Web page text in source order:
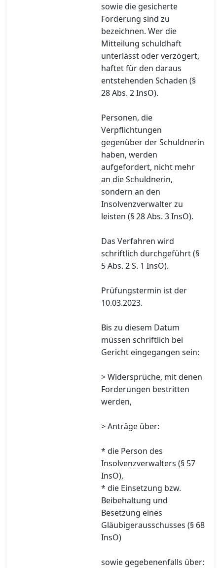
sowie die gesicherte
Forderung sind zu
bezeichnen. Wer die
Mitteilung schuldhaft
unterlässt oder verzögert,
haftet für den daraus
entstehenden Schaden (§
28 Abs. 2 InsO).
Personen, die
Verpflichtungen
gegenüber der Schuldnerin
haben, werden
aufgefordert, nicht mehr
an die Schuldnerin,
sondern an den
Insolvenzverwalter zu
leisten (§ 28 Abs. 3 InsO).
Das Verfahren wird
schriftlich durchgeführt (§
5 Abs. 2 S. 1 InsO).
Prüfungstermin ist der
10.03.2023.
Bis zu diesem Datum
müssen schriftlich bei
Gericht eingegangen sein:
> Widersprüche, mit denen
Forderungen bestritten
werden,
> Anträge über:
* die Person des
Insolvenzverwalters (§ 57
InsO),
* die Einsetzung bzw.
Beibehaltung und
Besetzung eines
Gläubigerausschusses (§ 68
InsO)
sowie gegebenenfalls über: